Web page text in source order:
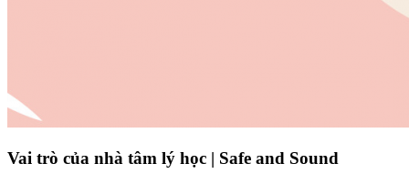
Vai trò của nhà tâm lý học | Safe and Sound